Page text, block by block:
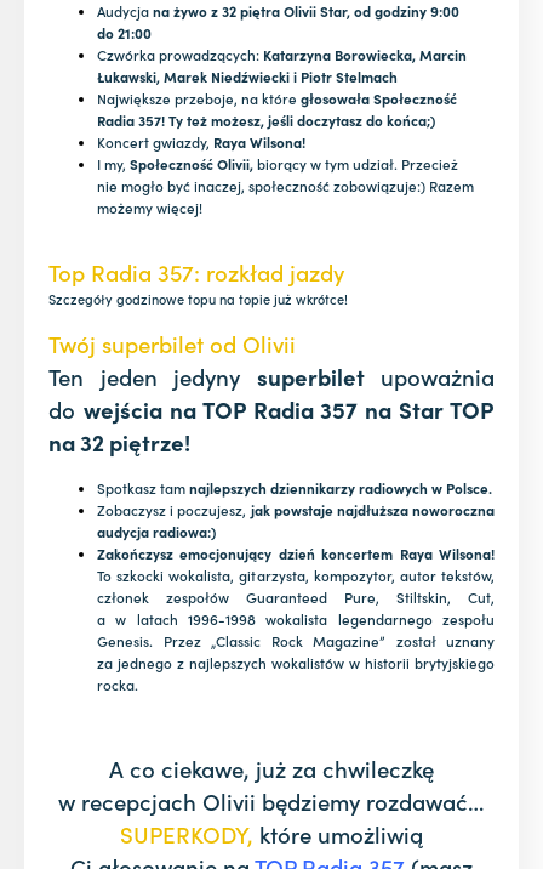
Audycjana żywo z 32 piętra Olivii Star, od godziny 9:00
do 21:00
Czwórka prowadzących: Katarzyna Borowiecka, Marcin
Łukawski, Marek Niedźwiecki i Piotr Stelmach
Największe przeboje, na które głosowała Społeczność
Radia 357! Ty też możesz, jeśli doczytasz do końca;)
Koncert gwiazdy, Raya Wilsona!
I my, Społeczność Olivii,biorący w tym udział. Przecież
nie mogło być inaczej, społeczność zobowiązuje:) Razem
możemy więcej!
Top Radia 357: rozkład jazdy
Szczegóły godzinowe topu na topie już wkrótce!
Twój superbilet od Olivii
Ten jeden jedyny superbiletupoważnia
do wejścia na TOP Radia 357 na Star TOP
na 32 piętrze!
Spotkasz tamnajlepszych dziennikarzy radiowych w Polsce.
Zobaczysz i poczujesz, jak powstaje najdłuższa noworoczna
audycja radiowa:)
Zakończysz emocjonujący dzień koncertem Raya Wilsona!
To szkocki wokalista, gitarzysta, kompozytor, autor tekstów,
członek zespołów Guaranteed Pure, Stiltskin, Cut,
a w latach 1996-1998 wokalista legendarnego zespołu
Genesis. Przez „Classic Rock Magazine” został uznany
za jednego z najlepszych wokalistów w historii brytyjskiego
rocka.
A co ciekawe, już za chwileczkę
w recepcjach Olivii będziemy rozdawać…
SUPERKODY, które umożliwią